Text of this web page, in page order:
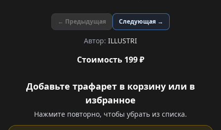
← Предыдущая Следующая →
Автор: ILLUSTRI
Стоимость 199 ₽
Добавьте трафарет в корзину или в
избранное
Нажмите повторно, чтобы убрать из списка.